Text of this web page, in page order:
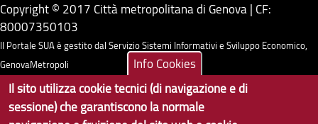
Copyright © 2017 Città metropolitana di Genova | CF:
80007350103
Il Portale SUA è gestito dal Servizio Sistemi Informativi e Sviluppo Economico,
GenovaMetropoli
Tecnologie e Accessibilità
Info Cookies
Il sito utilizza cookie tecnici (di navigazione e di
sessione) che garantiscono la normale